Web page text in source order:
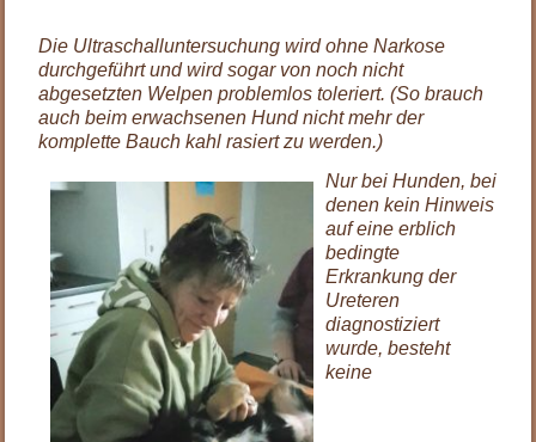
Die Ultraschalluntersuchung wird ohne Narkose
durchgeführt und wird sogar von noch nicht
abgesetzten Welpen problemlos toleriert. (So brauch
auch beim erwachsenen Hund nicht mehr der
komplette Bauch kahl rasiert zu werden.)
Nur bei Hunden, bei
denen kein Hinweis
auf eine erblich
bedingte
Erkrankung der
Ureteren
diagnostiziert
wurde, besteht
keine